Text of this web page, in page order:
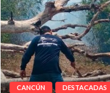
CANCÚN DESTACADAS